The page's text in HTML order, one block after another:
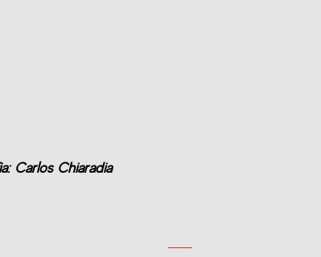
Carlos Chiaradia